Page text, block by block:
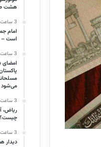
هشت
3 ساعت پیش
امام
است
3 ساعت پیش
امضای
می‌شود
3 ساعت پیش
ریاض،
چیست؟
3 ساعت پیش
دیدار